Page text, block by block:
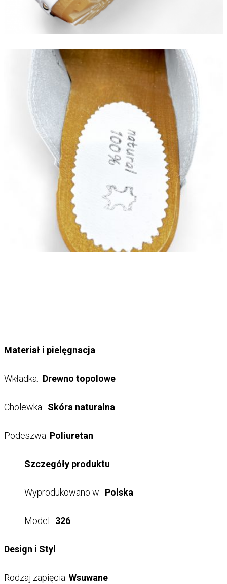
Materiał i pielęgnacja
Wkładka: Drewno topolowe
Cholewka: Skóra naturalna
Podeszwa: Poliuretan
Szczegóły produktu
Wyprodukowano w: Polska
Model: 326
Design i Styl
Rodzaj zapięcia: Wsuwane